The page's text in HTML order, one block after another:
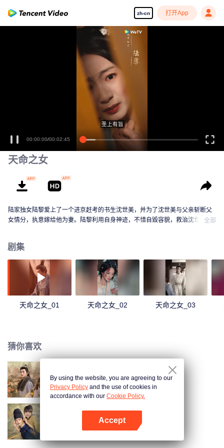
zh-cn 打开App
享受流畅高清剧集
00:00:00/00:02:45
圣上有旨
天命之女
陆家独女陆黎爱上了一个进京赶考的书生沈世美，并为了沈世美与父亲斩断父
女情分，执意嫁给他为妻。陆黎利用自身神迹，不惜自毀容貌，救治沈世美大
然而他们不知道的是，天命之女可借气运给夫君，但若被夫君背叛丢弃，夫君
则会万劫不复。
全部
剧集
天命之女_01 天命之女_02 天命之女_03
猜你喜欢
迎凤归（泰语版）
神医大人别撩我
By using the website, you are agreeing to our
Privacy Policy and the use of cookies in
accordance with our Cookie Policy.
Accept